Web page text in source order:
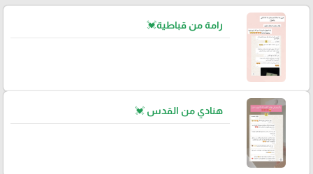
رامة من قباطية💓
هنادي من القدس 💓